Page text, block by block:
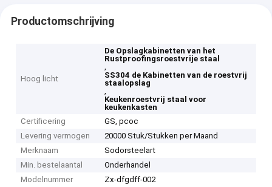
Productomschrijving
Hoog licht
De Opslagkabinetten van het
Rustproofingsroestvrije staal
,
SS304 de Kabinetten van de roestvrij
staalopslag
,
Keukenroestvrij staal voor
keukenkasten
Certificering
GS, pcoc
Levering vermogen
20000 Stuk/Stukken per Maand
Merknaam
Sodorsteelart
Min. bestelaantal
Onderhandel
Modelnummer
Zx-dfgdff-002